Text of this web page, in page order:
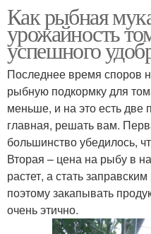
Как рыбная
урожайность
успешного
Последнее время споров
рыбную подкормку для
меньше, и на это есть две
главная, решать вам.
большинство убедилось,
Вторая – цена на рыбу в
растет, а стать
поэтому закапывать
очень этично.